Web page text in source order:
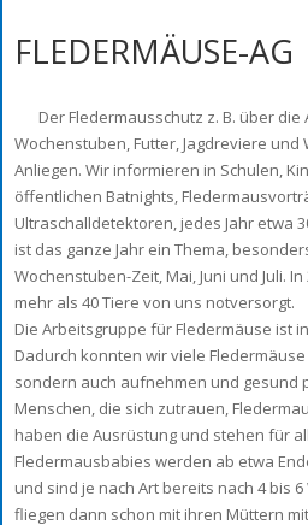
FLEDERMÄUSE-AG
Der Fledermausschutz z. B. über
Wochenstuben, Futter, Jagdreviere
Anliegen. Wir informieren in Schulen,
öffentlichen Batnights,
Ultraschalldetektoren, jedes Jahr etwa
ist das ganze Jahr ein Thema,
Wochenstuben-Zeit, Mai, Juni und Juli.
mehr als 40 Tiere von uns notversorgt.
Die Arbeitsgruppe für Fledermäuse ist
Dadurch konnten wir viele
sondern auch aufnehmen und gesund
Menschen, die sich zutrauen,
haben die Ausrüstung und stehen für
Fledermausbabies werden ab etwa
und sind je nach Art bereits nach 4 bis
fliegen dann schon mit ihren Müttern